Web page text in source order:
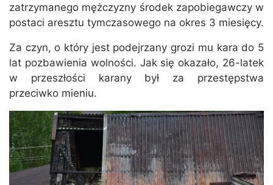
zatrzymanego mężczyzny środek zapobiegawczy w
postaci aresztu tymczasowego na okres 3 miesięcy.
Za czyn, o który jest podejrzany grozi mu kara do 5
lat pozbawienia wolności. Jak się okazało, 26-latek
w przeszłości karany był za przestępstwa
przeciwko mieniu.